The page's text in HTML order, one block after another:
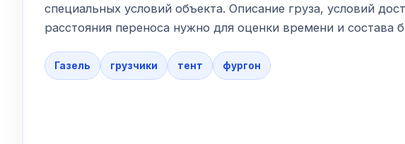
специальных условий объекта. Описание груза, условий
расстояния переноса нужно для оценки времени и состава
Газель грузчики тент фургон